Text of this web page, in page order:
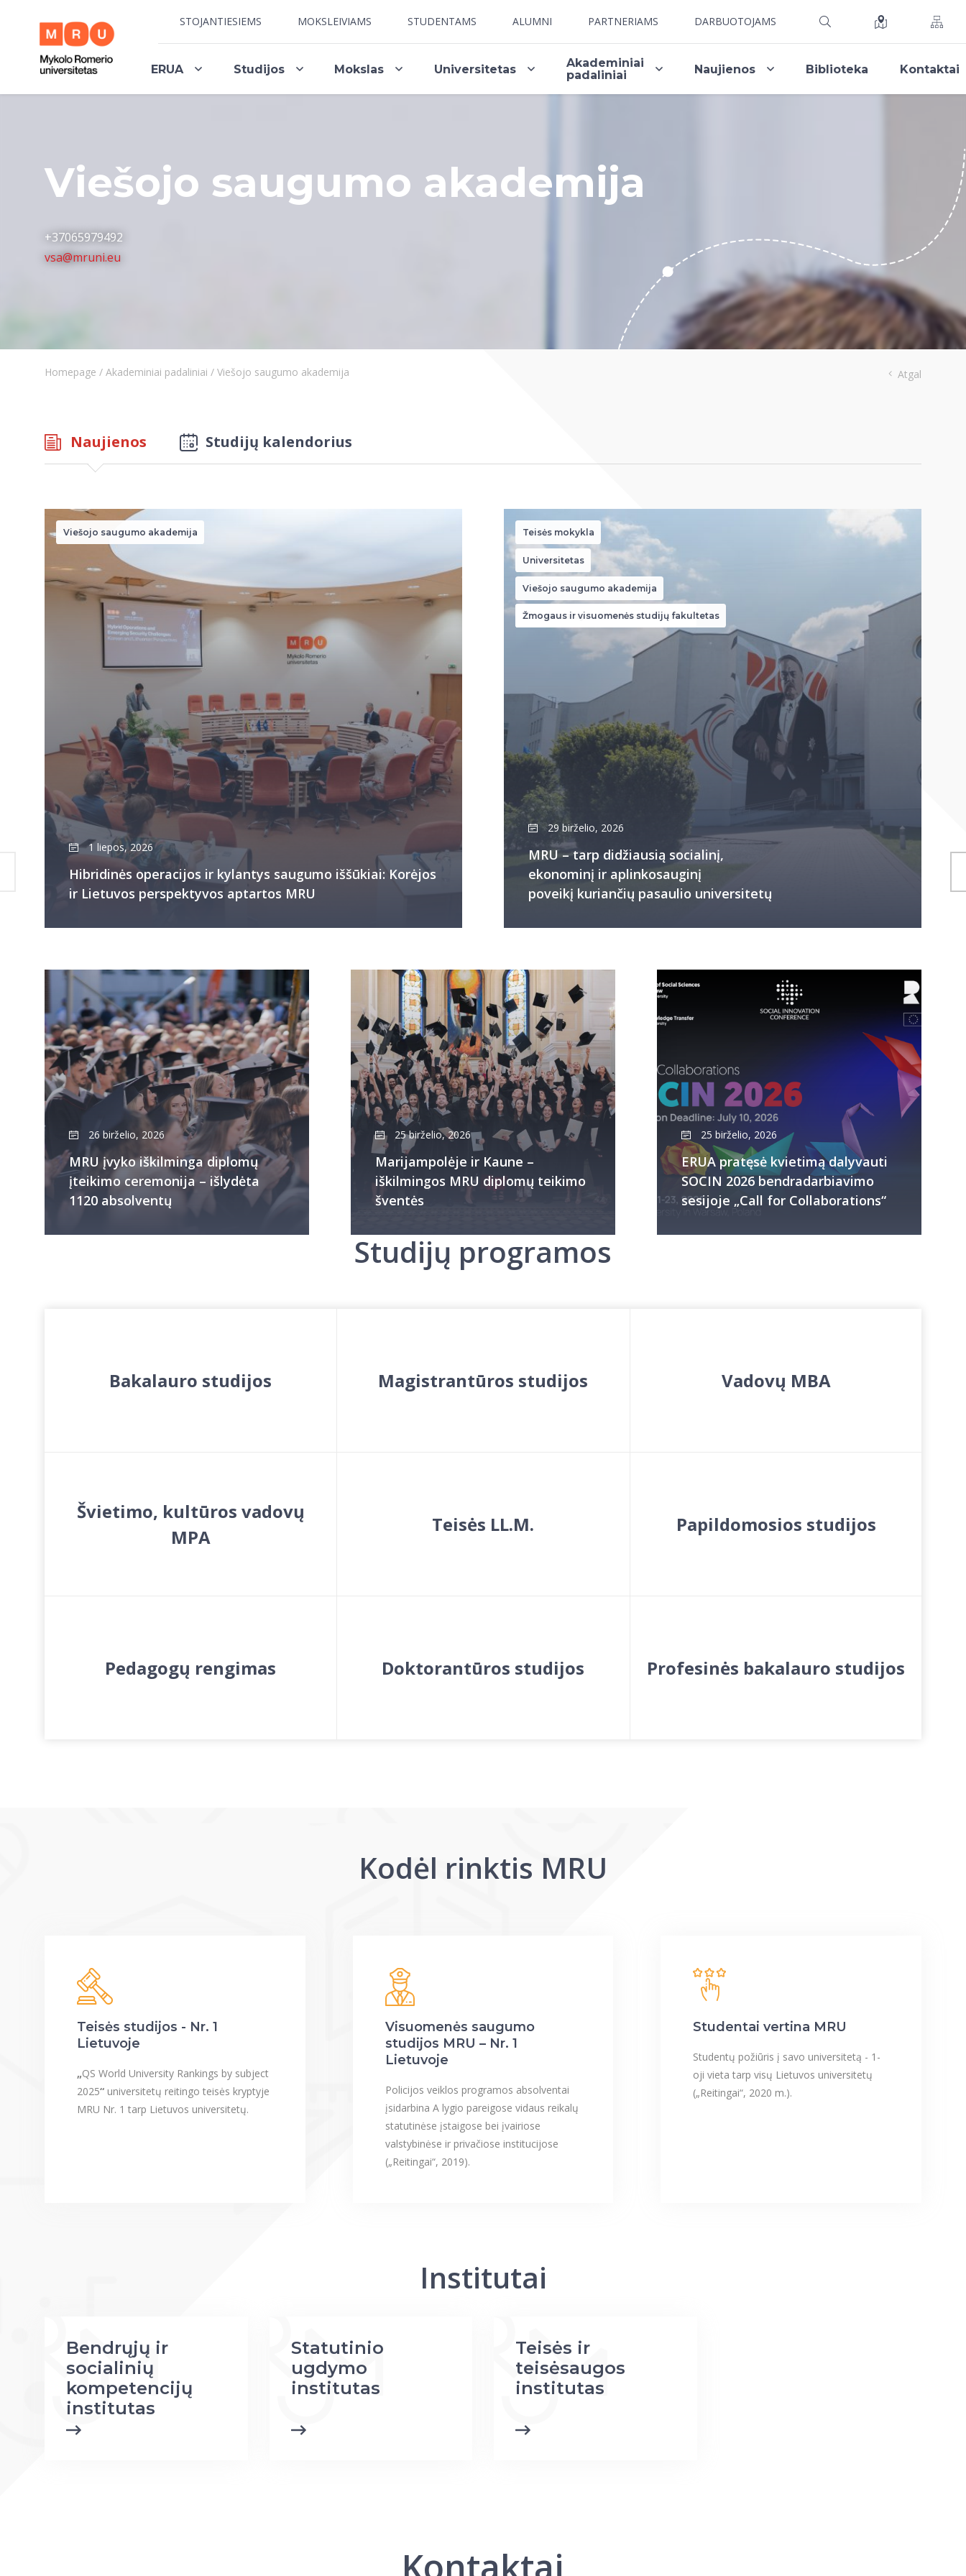
STOJANTIESIEMS MOKSLEIVIAMS STUDENTAMS ALUMNI PARTNERIAMS DARBUOTOJAMS
ERUA Studijos Mokslas Universitetas
Akademiniai
padaliniai
Naujienos Biblioteka Kontaktai
Viešojo saugumo akademija
+37065979492
vsa@mruni.eu
Homepage / Akademiniai padaliniai / Viešojo saugumo akademija Atgal
Naujienos Studijų kalendorius
Viešojo saugumo akademija
1 liepos, 2026
Hibridinės operacijos ir kylantys saugumo iššūkiai: Korėjos
ir Lietuvos perspektyvos aptartos MRU
Teisės mokykla
Universitetas
Viešojo saugumo akademija
Viešojo valdymo ir verslo fakultetas
Žmogaus ir visuomenės studijų fakultetas
29 birželio, 2026
MRU – tarp didžiausią socialinį,
ekonominį ir aplinkosauginį
poveikį kuriančių pasaulio universitetų
26 birželio, 2026
MRU įvyko iškilminga diplomų
įteikimo ceremonija – išlydėta
1120 absolventų
25 birželio, 2026
Marijampolėje ir Kaune –
iškilmingos MRU diplomų teikimo
šventės
25 birželio, 2026
ERUA pratęsė kvietimą dalyvauti
SOCIN 2026 bendradarbiavimo
sesijoje „Call for Collaborations“
Studijų programos
Bakalauro studijos Magistrantūros studijos Vadovų MBA
Švietimo, kultūros vadovų
MPA
Teisės LL.M. Papildomosios studijos
Pedagogų rengimas Doktorantūros studijos Profesinės bakalauro studijos
Kodėl rinktis MRU
Teisės studijos - Nr. 1
Lietuvoje
„QS World University Rankings by subject
2025“ universitetų reitingo teisės kryptyje
MRU Nr. 1 tarp Lietuvos universitetų.
Visuomenės saugumo
studijos MRU – Nr. 1
Lietuvoje
Policijos veiklos programos absolventai
įsidarbina A lygio pareigose vidaus reikalų
statutinėse įstaigose bei įvairiose
valstybinėse ir privačiose institucijose
(„Reitingai“, 2019).
Studentai vertina MRU
Studentų požiūris į savo universitetą - 1-
oji vieta tarp visų Lietuvos universitetų
(„Reitingai“, 2020 m.).
Institutai
Bendrųjų ir
socialinių
kompetencijų
institutas
Statutinio
ugdymo
institutas
Teisės ir
teisėsaugos
institutas